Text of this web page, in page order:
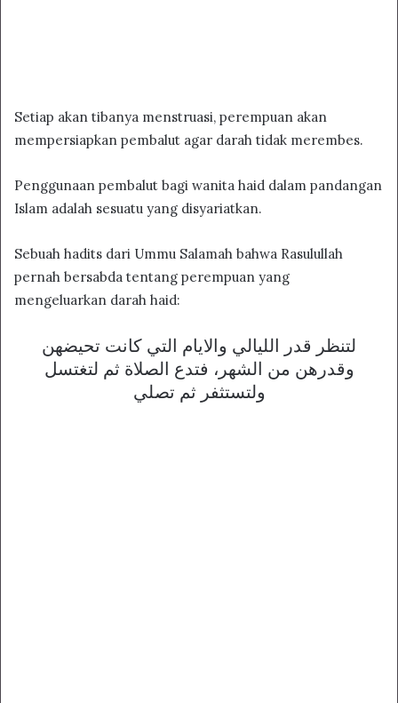
Setiap akan tibanya menstruasi, perempuan akan
mempersiapkan pembalut agar darah tidak merembes.
Penggunaan pembalut bagi wanita haid dalam pandangan
Islam adalah sesuatu yang disyariatkan.
Sebuah hadits dari Ummu Salamah bahwa Rasulullah
pernah bersabda tentang perempuan yang
mengeluarkan darah haid:
لتنظر قدر الليالي والايام التي كانت تحيضهن
وقدرهن من الشهر، فتدع الصلاة ثم لتغتسل
ولتستثفر ثم تصلي